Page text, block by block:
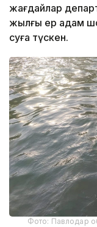
жағдайлар
жылғы ер адам
суға түскен.
Фото: Павлодар